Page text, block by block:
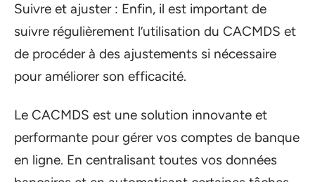
Suivre et ajuster : Enfin, il est important de
suivre régulièrement l’utilisation du CACMDS et
de procéder à des ajustements si nécessaire
pour améliorer son efficacité.
Le CACMDS est une solution innovante et
performante pour gérer vos comptes de banque
en ligne. En centralisant toutes vos données